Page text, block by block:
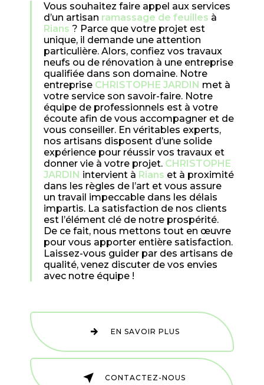
Vous souhaitez faire appel aux services
d’un artisan ramassage de feuilles à
Rians ? Parce que votre projet est
unique, il demande une attention
particulière. Alors, confiez vos travaux
neufs ou de rénovation à une entreprise
qualifiée dans son domaine. Notre
entreprise CHRISTOPHE JARDIN met à
votre service son savoir-faire. Notre
équipe de professionnels est à votre
écoute afin de vous accompagner et de
vous conseiller. En véritables experts,
nos artisans disposent d’une solide
expérience pour réussir vos travaux et
donner vie à votre projet. CHRISTOPHE
JARDIN intervient à Rians et à proximité
dans les règles de l’art et vous assure
un travail impeccable dans les délais
impartis. La satisfaction de nos clients
est l’élément clé de notre prospérité.
De ce fait, nous mettons tout en œuvre
pour vous apporter entière satisfaction.
Laissez-vous guider par des artisans de
qualité, venez discuter de vos envies
avec notre équipe !
EN SAVOIR PLUS
CONTACTEZ-NOUS